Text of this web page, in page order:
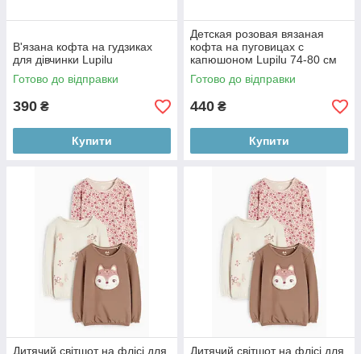
В'язана кофта на гудзиках
для дівчинки Lupilu
Готово до відправки
390 ₴
Купити
Детская розовая вязаная
кофта на пуговицах с
капюшоном Lupilu 74-80 см
(6-12М) 86-92
Готово до відправки
440 ₴
Купити
Дитячий світшот на флісі для
Дитячий світшот на флісі для